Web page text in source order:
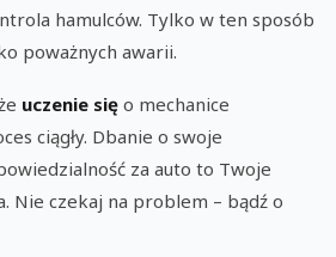
hamulców. Tylko w ten sposób
poważnych awarii.
uczenie się o mechanice
ciągły. Dbanie o swoje
za auto to Twoje
Nie czekaj na problem – bądź o